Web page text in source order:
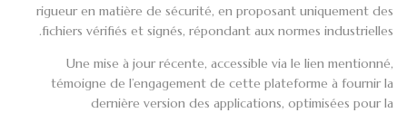
rigueur en matière de sécurité, en proposant uniquement des
fichiers vérifiés et signés, répondant aux normes industrielles.
Une mise à jour récente, accessible via le lien mentionné,
témoigne de l’engagement de cette plateforme à fournir la
dernière version des applications, optimisées pour la